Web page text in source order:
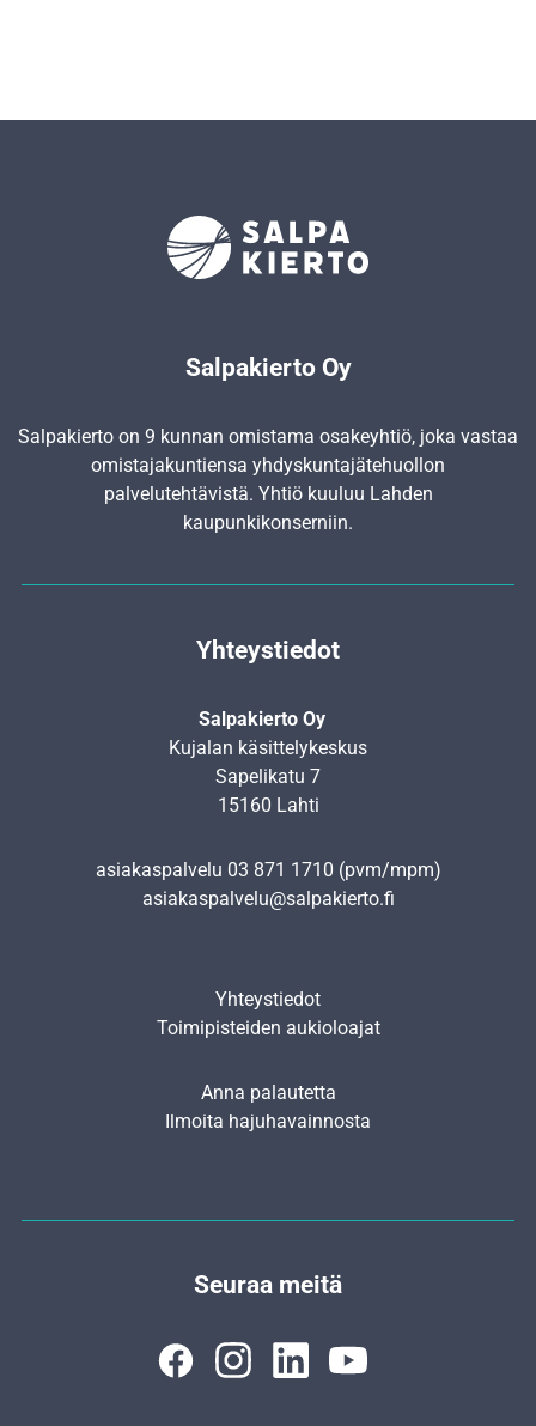
Salpakierto Oy
Salpakierto on 9 kunnan omistama osakeyhtiö, joka vastaa
omistajakuntiensa yhdyskunta­jätehuollon
palvelutehtävistä. Yhtiö kuuluu Lahden
kaupunkikonserniin.
Yhteystiedot
Salpakierto Oy
Kujalan käsittelykeskus
Sapelikatu 7
15160 Lahti
asiakaspalvelu 03 871 1710 (pvm/mpm)
asiakaspalvelu@salpakierto.fi
Yhteystiedot
Toimipisteiden aukioloajat
Anna palautetta
Ilmoita hajuhavainnosta
Seuraa meitä